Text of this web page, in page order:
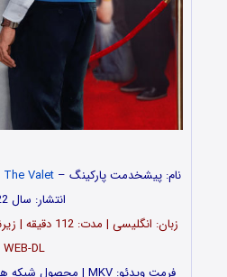
نام: پیشخدمت پارکینگ – The Valet
انتشار: سال 2022
زبان: انگلیسی |
WEB-DL
فرمت ویدئو: MKV | محصول شبکه هولو Hulu | امتیاز: 6.7 از 10